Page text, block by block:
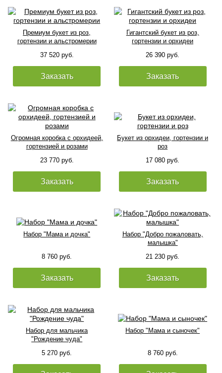
Премиум букет из роз,
гортензии и альстромерии
37 520 руб.
Заказать
Гигантский букет из роз,
гортензии и орхидеи
26 390 руб.
Заказать
Огромная коробка с орхидеей,
гортензией и розами
23 770 руб.
Заказать
Букет из орхидеи, гортензии и
роз
17 080 руб.
Заказать
Набор "Мама и дочка"
8 760 руб.
Заказать
Набор "Добро пожаловать,
малышка"
21 230 руб.
Заказать
Набор для мальчика
"Рождение чуда"
5 270 руб.
Набор "Мама и сыночек"
8 760 руб.